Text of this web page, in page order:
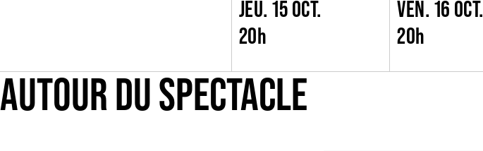
JEU. 15 OCT.
20h
VEN. 16 OCT.
20h
AUTOUR DU SPECTACLE